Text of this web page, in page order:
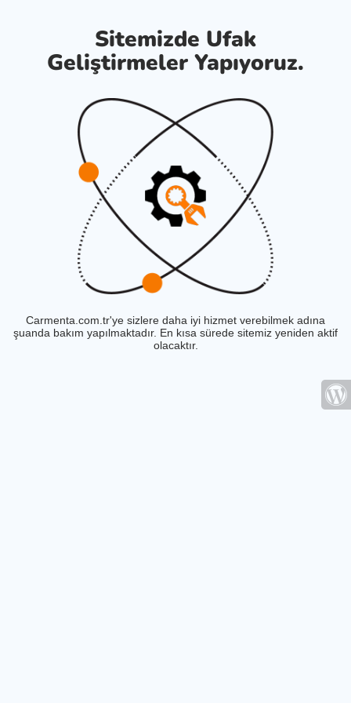
Sitemizde Ufak
Geliştirmeler Yapıyoruz.
Carmenta.com.tr'ye sizlere daha iyi hizmet verebilmek adına
şuanda bakım yapılmaktadır. En kısa sürede sitemiz yeniden aktif
olacaktır.